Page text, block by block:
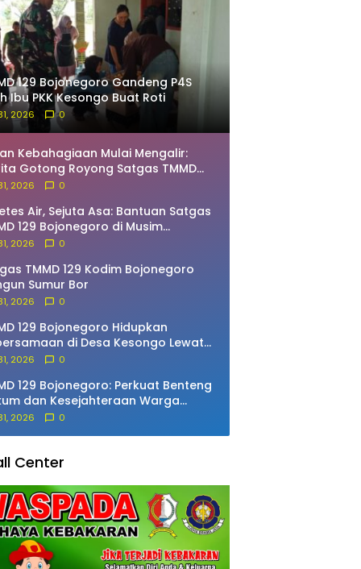
129 Bojonegoro Gandeng P4S
Ibu PKK Kesongo Buat Roti
2026 0
Kebahagiaan Mulai Mengalir:
Gotong Royong Satgas TMMD
Bojonegoro dan Warga Bekatul
2026 0
Air, Sejuta Asa: Bantuan Satgas
129 Bojonegoro di Musim
2026 0
TMMD 129 Kodim Bojonegoro
Sumur Bor
2026 0
129 Bojonegoro Hidupkan
di Desa Kesongo Lewat
2026 0
129 Bojonegoro: Perkuat Benteng
dan Kesejahteraan Warga
2026 0
Center